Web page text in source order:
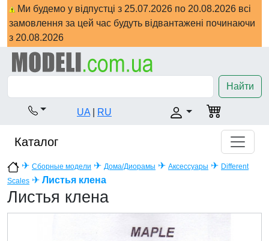
Ми будемо у відпустці з 25.07.2026 по 20.08.2026 всі
замовлення за цей час будуть відвантажені починаючи
з 20.08.2026
Найти
UA RU
Каталог
✈ Сборные модели ✈ Дома/Диорамы ✈ Аксессуары ✈ Different
Scales ✈ Листья клена
Листья клена